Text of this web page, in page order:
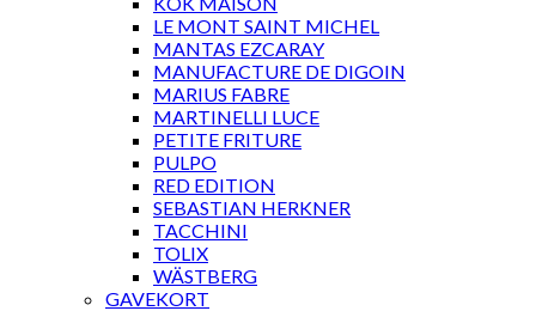
LE MONT SAINT MICHEL
MANTAS EZCARAY
MANUFACTURE DE DIGOIN
MARIUS FABRE
MARTINELLI LUCE
PETITE FRITURE
PULPO
RED EDITION
SEBASTIAN HERKNER
TACCHINI
TOLIX
WÄSTBERG
GAVEKORT